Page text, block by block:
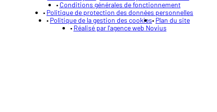
Conditions générales de fonctionnement
Politique de protection des données personnelles
Politique de la gestion des cookies Plan du site
Réalisé par l'agence web Novius